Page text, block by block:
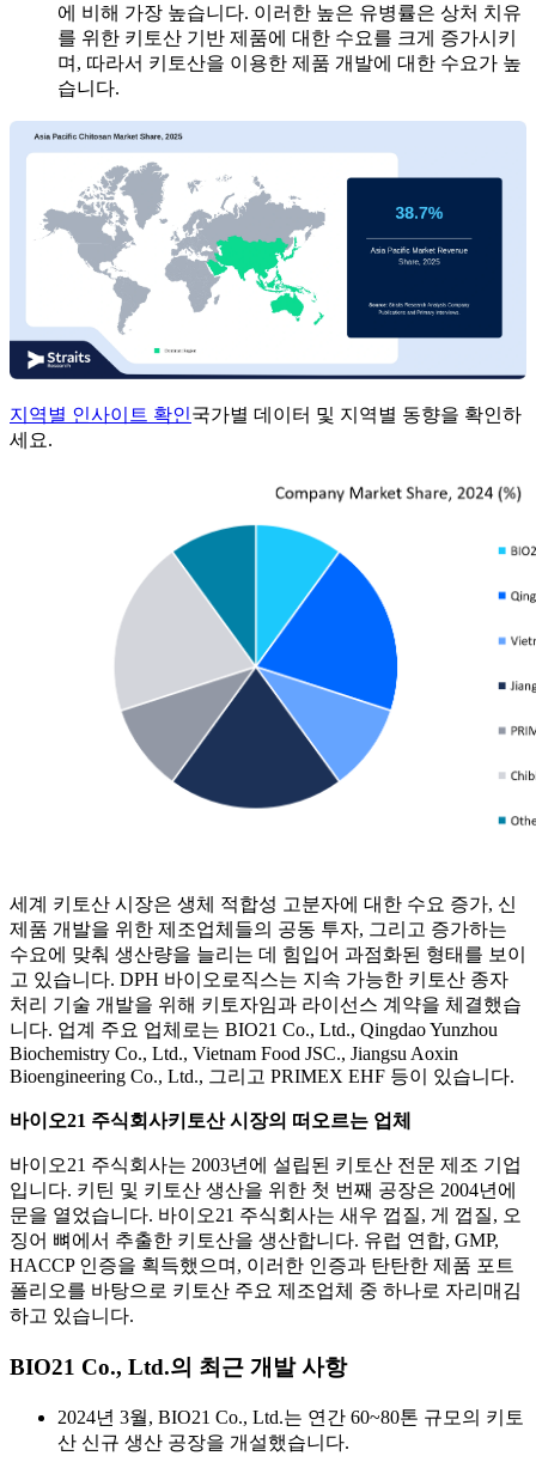
에 비해 가장 높습니다. 이러한 높은 유병률은 상처 치유
를 위한 키토산 기반 제품에 대한 수요를 크게 증가시키
며, 따라서 키토산을 이용한 제품 개발에 대한 수요가 높
습니다.
지역별 인사이트 확인국가별 데이터 및 지역별 동향을 확인하
세요.
세계 키토산 시장은 생체 적합성 고분자에 대한 수요 증가, 신
제품 개발을 위한 제조업체들의 공동 투자, 그리고 증가하는
수요에 맞춰 생산량을 늘리는 데 힘입어 과점화된 형태를 보이
고 있습니다. DPH 바이오로직스는 지속 가능한 키토산 종자
처리 기술 개발을 위해 키토자임과 라이선스 계약을 체결했습
니다. 업계 주요 업체로는 BIO21 Co., Ltd., Qingdao Yunzhou
Biochemistry Co., Ltd., Vietnam Food JSC., Jiangsu Aoxin
Bioengineering Co., Ltd., 그리고 PRIMEX EHF 등이 있습니다.
바이오21 주식회사키토산 시장의 떠오르는 업체
바이오21 주식회사는 2003년에 설립된 키토산 전문 제조 기업
입니다. 키틴 및 키토산 생산을 위한 첫 번째 공장은 2004년에
문을 열었습니다. 바이오21 주식회사는 새우 껍질, 게 껍질, 오
징어 뼈에서 추출한 키토산을 생산합니다. 유럽 연합, GMP,
HACCP 인증을 획득했으며, 이러한 인증과 탄탄한 제품 포트
폴리오를 바탕으로 키토산 주요 제조업체 중 하나로 자리매김
하고 있습니다.
BIO21 Co., Ltd.의 최근 개발 사항
2024년 3월, BIO21 Co., Ltd.는 연간 60~80톤 규모의 키토
산 신규 생산 공장을 개설했습니다.